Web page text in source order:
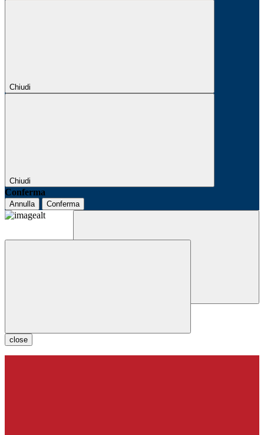
Chiudi
Chiudi
Conferma
Annulla Conferma
close